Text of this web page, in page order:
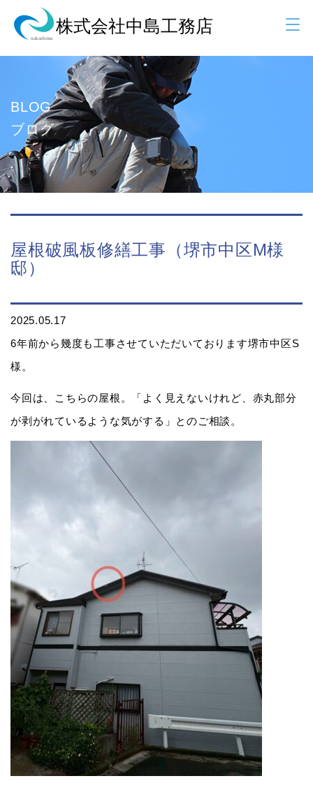
BLOG
ブログ
屋根破風板修繕工事（堺市中区M様
邸）
2025.05.17
6年前から幾度も工事させていただいております堺市中区S
様。
今回は、こちらの屋根。「よく見えないけれど、赤丸部分
が剥がれているような気がする」とのご相談。